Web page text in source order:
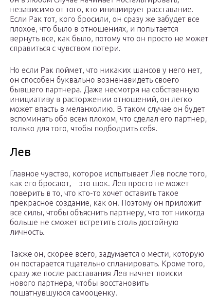
независимо от того, кто инициирует расставание.
Если Рак тот, кого бросили, он сразу же забудет все
плохое, что было в отношениях, и попытается
вернуть все, как было, потому что он просто не может
справиться с чувством потери.
Но если Рак поймет, что никаких шансов у него нет,
он способен буквально возненавидеть своего
бывшего партнера. Даже несмотря на собственную
инициативу в расторжении отношений, он легко
может впасть в меланхолию. В таком случае он будет
вспоминать обо всем плохом, что сделал его партнер,
только для того, чтобы подбодрить себя.
Лев
Главное чувство, которое испытывает Лев после того,
как его бросают, – это шок. Лев просто не может
поверить в то, что кто-то хочет оставить такое
прекрасное создание, как он. Поэтому он приложит
все силы, чтобы объяснить партнеру, что тот никогда
больше не сможет встретить столь достойную
личность.
Также он, скорее всего, задумается о мести, которую
он постарается тщательно спланировать. Кроме того,
сразу же после расставания Лев начнет поиски
нового партнера, чтобы восстановить
пошатнувшуюся самооценку.